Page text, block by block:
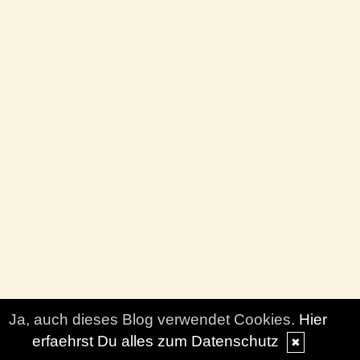
Ja, auch dieses Blog verwendet Cookies. Hier
erfaehrst Du alles zum Datenschutz
✖